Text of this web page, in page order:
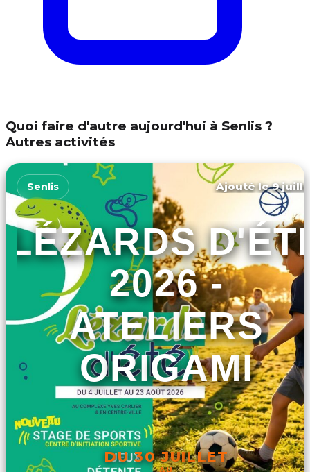
Quoi faire d'autre aujourd'hui à Senlis ?
Autres activités
Senlis Ajouté le 9
LÉZARDS
2026 -
ATELIERS
ORIGAMI
DU 30 JUILLET
AU